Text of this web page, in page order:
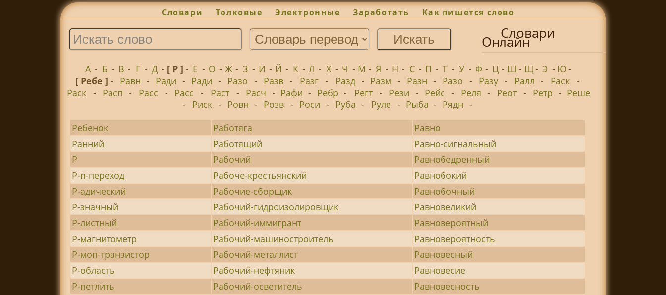
Словари Толковые Электронные Заработать Как пишется слово
Словари
Онлайн
А - Б - В - Г - Д - [ Р ] - Е - О - Ж - З - И - Й - К - Л - Х - Ч - М - Я - Н - С - П - Т - У - Ф - Ц - Ш - Щ- Э - Ю-
[ Ребе ]- Равн - Ради - Ради - Разо - Разв - Разг - Разд - Разм - Разн - Разо - Разу - Ралл - Раск -
Раск - Расп - Расс - Расс - Раст - Расч - Рафи - Ребр - Регт - Рези - Рейс - Реля - Реот - Ретр - Реше
-
Риск - Ровн - Розв - Роси - Руба - Руле - Рыба - Рядн -
Ребенок
Работяга
Равно
Ранний
Работящий
Равно-сигнальный
Р
Рабочий
Равнобедренный
Р-n-переход
Рабоче-крестьянский
Равнобокий
Р-адический
Рабочие-сборщик
Равнобочный
Р-значный
Рабочий-гидроизолировщик
Равновеликий
Р-листный
Рабочий-иммигрант
Равновероятный
Р-магнитометр
Рабочий-машиностроитель
Равновероятность
Р-моп-транзистор
Рабочий-металлист
Равновесный
Р-область
Рабочий-нефтяник
Равновесие
Р-петлить
Рабочий-осветитель
Равновесность